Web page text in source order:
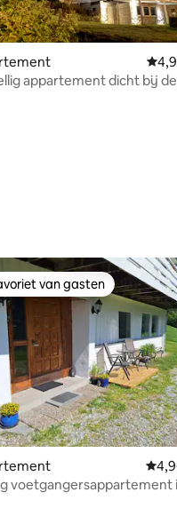
van 4,94 op 5, 180
appartement dicht bij de
van gasten
van gasten
voetgangersappartement